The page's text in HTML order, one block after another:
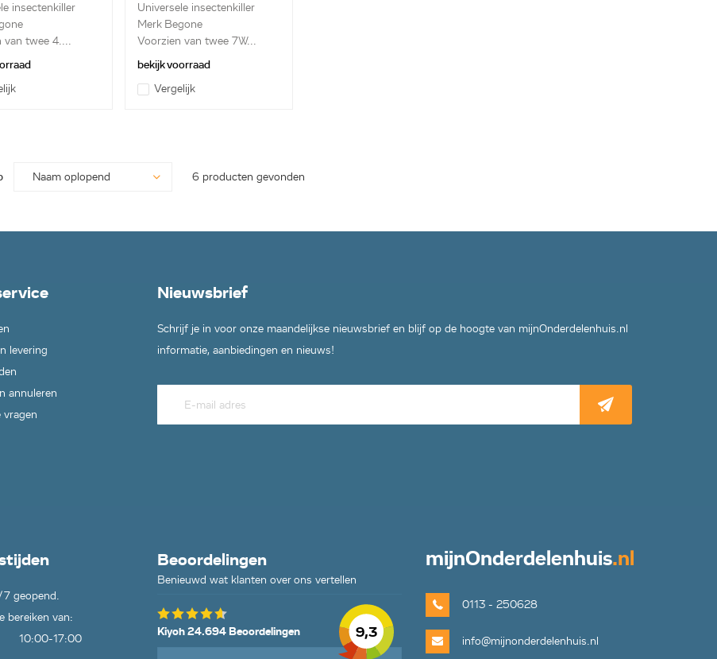
insectenkiller
van twee 4....
Universele insectenkiller
Merk Begone
Voorzien van twee 7W...
bekijk voorraad
Vergelijk
6 producten gevonden
levering
annuleren
vragen
Nieuwsbrief
Schrijf je in voor onze maandelijkse nieuwsbrief en blijf op de hoogte van mijnOnderdelenhuis.nl
informatie, aanbiedingen en nieuws!
geopend.
bereiken van:
10:00-17:00
Beoordelingen
Benieuwd wat klanten over ons vertellen
9,3
Kiyoh 24.694 Beoordelingen
mijnOnderdelenhuis.nl
0113 - 250628
info@mijnonderdelenhuis.nl